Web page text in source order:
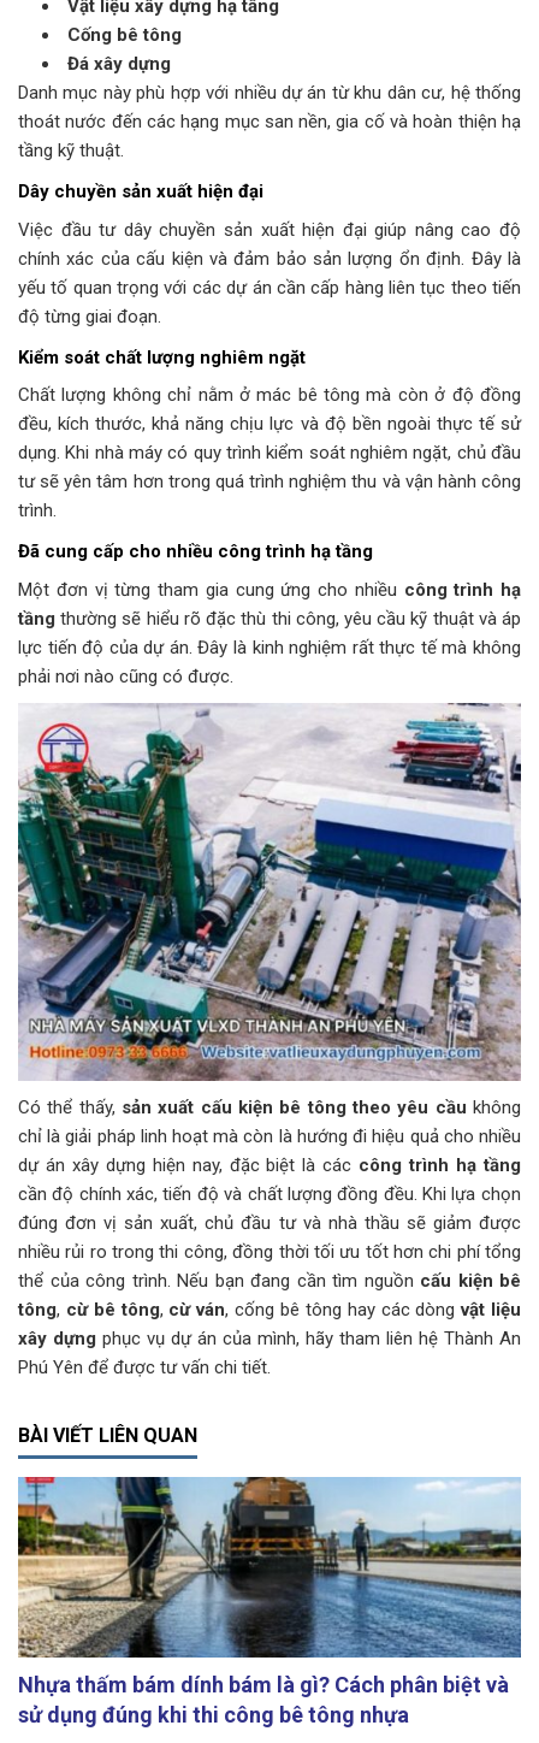
Vật liệu xây dựng hạ tầng
Cống bê tông
Đá xây dựng
Danh mục này phù hợp với nhiều dự án từ khu dân cư, hệ thống
thoát nước đến các hạng mục san nền, gia cố và hoàn thiện hạ
tầng kỹ thuật.
Dây chuyền sản xuất hiện đại
Việc đầu tư dây chuyền sản xuất hiện đại giúp nâng cao độ
chính xác của cấu kiện và đảm bảo sản lượng ổn định. Đây là
yếu tố quan trọng với các dự án cần cấp hàng liên tục theo tiến
độ từng giai đoạn.
Kiểm soát chất lượng nghiêm ngặt
Chất lượng không chỉ nằm ở mác bê tông mà còn ở độ đồng
đều, kích thước, khả năng chịu lực và độ bền ngoài thực tế sử
dụng. Khi nhà máy có quy trình kiểm soát nghiêm ngặt, chủ đầu
tư sẽ yên tâm hơn trong quá trình nghiệm thu và vận hành công
trình.
Đã cung cấp cho nhiều công trình hạ tầng
Một đơn vị từng tham gia cung ứng cho nhiều công trình hạ
tầng thường sẽ hiểu rõ đặc thù thi công, yêu cầu kỹ thuật và áp
lực tiến độ của dự án. Đây là kinh nghiệm rất thực tế mà không
phải nơi nào cũng có được.
Có thể thấy, sản xuất cấu kiện bê tông theo yêu cầu không
chỉ là giải pháp linh hoạt mà còn là hướng đi hiệu quả cho nhiều
dự án xây dựng hiện nay, đặc biệt là các công trình hạ tầng
cần độ chính xác, tiến độ và chất lượng đồng đều. Khi lựa chọn
đúng đơn vị sản xuất, chủ đầu tư và nhà thầu sẽ giảm được
nhiều rủi ro trong thi công, đồng thời tối ưu tốt hơn chi phí tổng
thể của công trình. Nếu bạn đang cần tìm nguồn cấu kiện bê
tông, cừ bê tông, cừ ván, cống bê tông hay các dòngvật liệu
xây dựng phục vụ dự án của mình, hãy tham liên hệ Thành An
Phú Yên để được tư vấn chi tiết.
BÀI VIẾT LIÊN QUAN
Nhựa thấm bám dính bám là gì? Cách phân biệt và
sử dụng đúng khi thi công bê tông nhựa